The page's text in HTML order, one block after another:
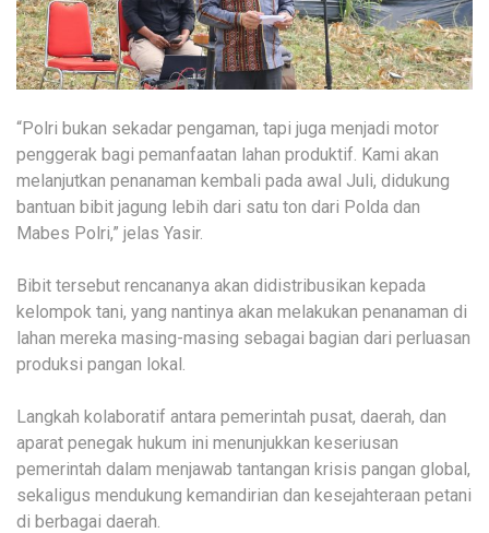
“Polri bukan sekadar pengaman, tapi juga menjadi motor
penggerak bagi pemanfaatan lahan produktif. Kami akan
melanjutkan penanaman kembali pada awal Juli, didukung
bantuan bibit jagung lebih dari satu ton dari Polda dan
Mabes Polri,” jelas Yasir.
Bibit tersebut rencananya akan didistribusikan kepada
kelompok tani, yang nantinya akan melakukan penanaman di
lahan mereka masing-masing sebagai bagian dari perluasan
produksi pangan lokal.
Langkah kolaboratif antara pemerintah pusat, daerah, dan
aparat penegak hukum ini menunjukkan keseriusan
pemerintah dalam menjawab tantangan krisis pangan global,
sekaligus mendukung kemandirian dan kesejahteraan petani
di berbagai daerah.